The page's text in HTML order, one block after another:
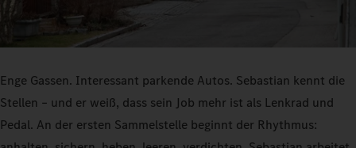
Enge Gassen. Interessant parkende Autos. Sebastian kennt die
Stellen – und er weiß, dass sein Job mehr ist als Lenkrad und
Pedal. An der ersten Sammelstelle beginnt der Rhythmus: